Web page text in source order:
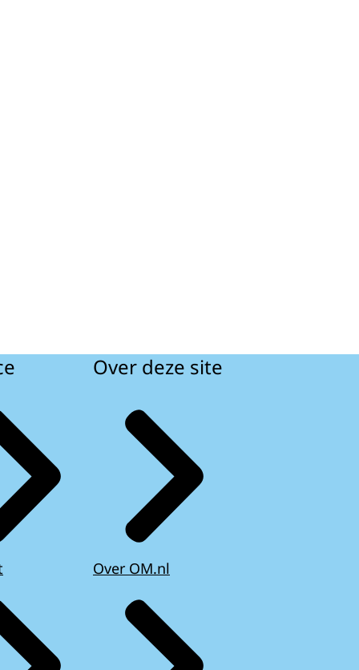
Over deze site
Over OM.nl